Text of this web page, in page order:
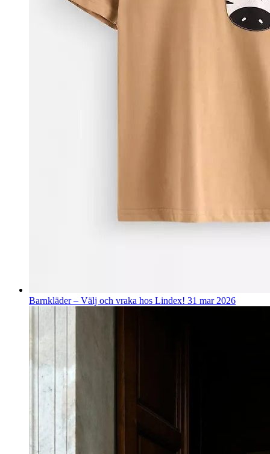
Barnkläder – Välj och vraka hos Lindex! 31 mar 2026